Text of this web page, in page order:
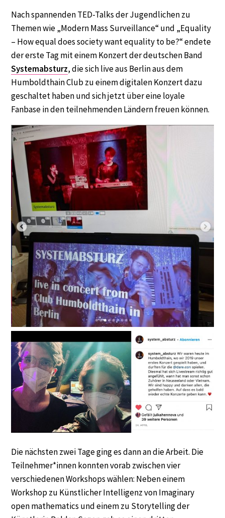
Nach spannenden TED-Talks der Jugendlichen zu
Themen wie „Modern Mass Surveillance“ und „Equality
– How equal does society want equality to be?“ endete
der erste Tag mit einem Konzert der deutschen Band
Systemabsturz, die sich live aus Berlin aus dem
Humboldthain Club zu einem digitalen Konzert dazu
geschaltet haben und sich jetzt über eine loyale
Fanbase in den teilnehmenden Ländern freuen können.
Die nächsten zwei Tage ging es dann an die Arbeit. Die
Teilnehmer*innen konnten vorab zwischen vier
verschiedenen Workshops wählen: Neben einem
Workshop zu Künstlicher Intelligenz von Imaginary
open mathematics und einem zu Storytelling der